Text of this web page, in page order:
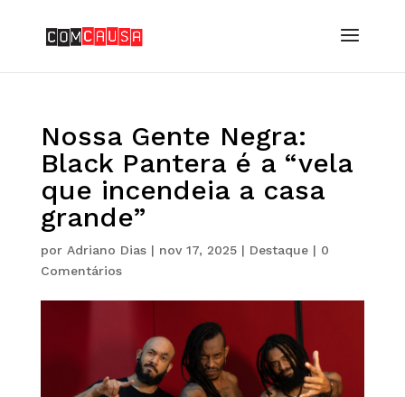
Nossa Gente Negra:
Black Pantera é a “vela
que incendeia a casa
grande”
por Adriano Dias| nov 17, 2025| Destaque| 0
Comentários